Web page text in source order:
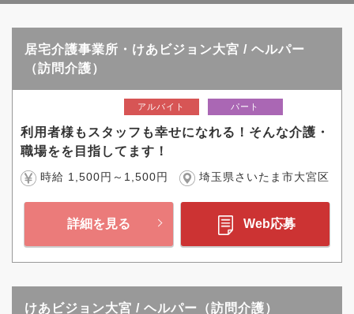
居宅介護事業所・けあビジョン大宮 / ヘルパー
（訪問介護）
アルバイト パート
利用者様もスタッフも幸せになれる！そんな介護・
職場をを目指してます！
時給 1,500円～1,500円 埼玉県さいたま市大宮区
詳細を見る Web応募
けあビジョン大宮 / ヘルパー（訪問介護）